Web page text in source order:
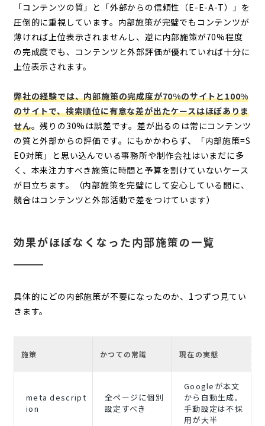
「コンテンツの質」と「外部からの信頼性（E-E-A-T）」を
圧倒的に重視しています。内部施策が完璧でもコンテンツが
薄ければ上位表示されませんし、逆に内部施策が70%程度
の完成度でも、コンテンツと外部評価が優れていれば十分に
上位表示されます。
弊社の経験では、内部施策の完成度が70%のサイトと100%
のサイトで、検索順位に有意な差が出たケースはほぼありま
せん。残りの30%は誤差です。差が出るのは常にコンテンツ
の質と外部からの評価です。にもかかわらず、「内部施策=S
EO対策」と思い込んでいる事務所や制作会社はいまだに多
く、本来注力すべき施策に時間と予算を割けていないケース
が目立ちます。（内部施策を完璧にして安心している間に、
競合はコンテンツと外部活動で差をつけています）
効果がほぼなくなった内部施策の一覧
具体的にどの内部施策が不要になったのか、1つずつ見てい
きます。
施策 かつての常識 現在の実態
meta descript
ion
全ページに個別
設定すべき
Googleが本文
から自動生成。
手動設定は不採
用が大半